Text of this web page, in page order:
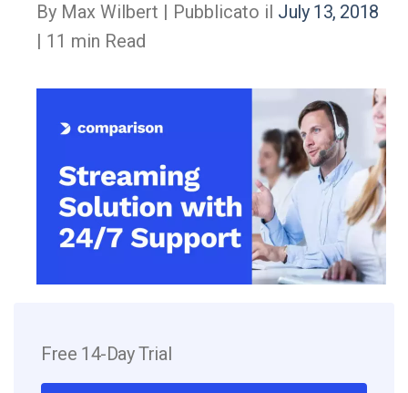
By Max Wilbert | Pubblicato il July 13, 2018
| 11 min Read
Free 14-Day Trial